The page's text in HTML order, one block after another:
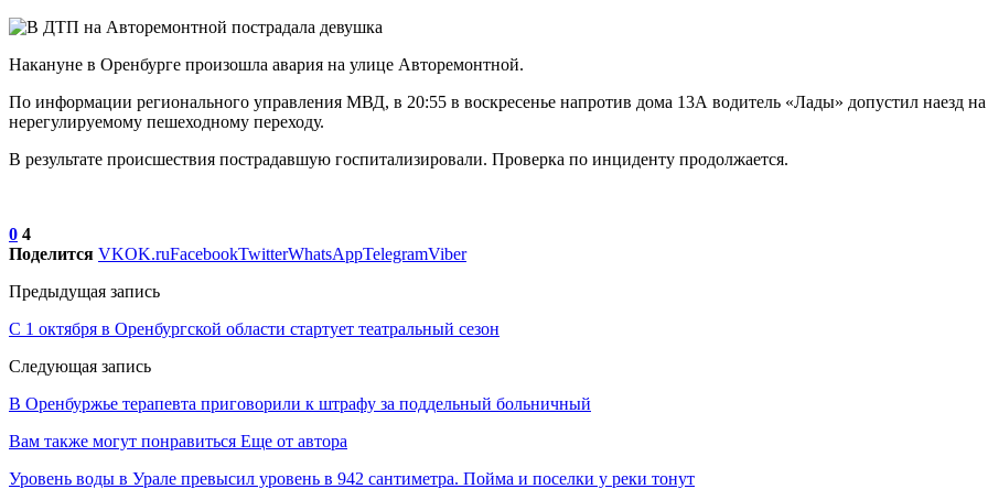
Накануне в Оренбурге произошла авария на улице Авторемонтной.
По информации регионального управления МВД, в 20:55 в воскресенье напротив дома 13А водитель «Лады» допустил наезд
нерегулируемому пешеходному переходу.
В результате происшествия пострадавшую госпитализировали. Проверка по инциденту продолжается.
0 4
Поделится VKOK.ruFacebookTwitterWhatsAppTelegramViber
Предыдущая запись
С 1 октября в Оренбургской области стартует театральный сезон
Следующая запись
В Оренбуржье терапевта приговорили к штрафу за поддельный больничный
Вам также могут понравиться Еще от автора
Уровень воды в Урале превысил уровень в 942 сантиметра. Пойма и поселки у реки тонут